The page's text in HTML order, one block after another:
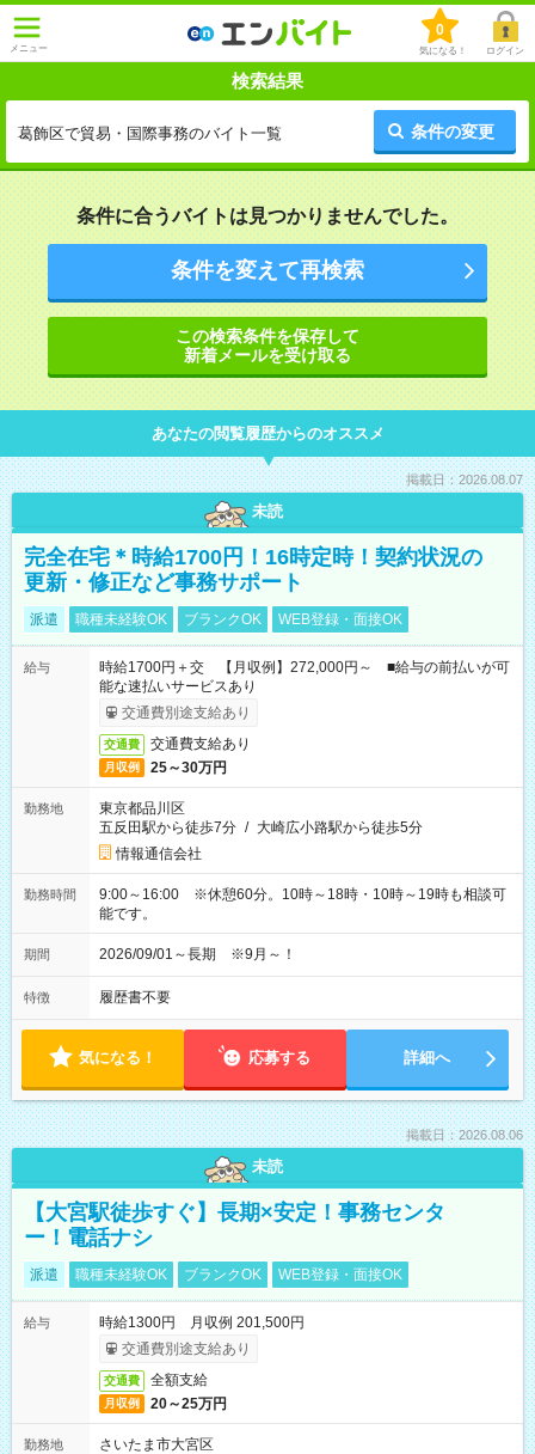
メニュー
0
気になる！ ログイン
検索結果
葛飾区で貿易・国際事務のバイト一覧 条件の変更
条件に合うバイトは見つかりませんでした。
条件を変えて再検索
この検索条件を保存して
新着メールを受け取る
あなたの閲覧履歴からのオススメ
掲載日：2026.08.07
未読
完全在宅＊時給1700円！16時定時！契約状況の
更新・修正など事務サポート
派遣 職種未経験OK ブランクOK WEB登録・面接OK
給与
時給1700円＋交 【月収例】272,000円～ ■給与の前払いが可
能な速払いサービスあり
交通費別途支給あり
交通費 交通費支給あり
月収例 25～30万円
勤務地
東京都品川区
五反田駅から徒歩7分 / 大崎広小路駅から徒歩5分
情報通信会社
勤務時間
9:00～16:00 ※休憩60分。10時～18時・10時～19時も相談可
能です。
期間 2026/09/01～長期 ※9月～！
特徴 履歴書不要
気になる！ 応募する 詳細へ
掲載日：2026.08.06
未読
【大宮駅徒歩すぐ】長期×安定！事務センタ
ー！電話ナシ
派遣 職種未経験OK ブランクOK WEB登録・面接OK
給与
時給1300円 月収例 201,500円
交通費別途支給あり
交通費 全額支給
月収例 20～25万円
勤務地
さいたま市大宮区